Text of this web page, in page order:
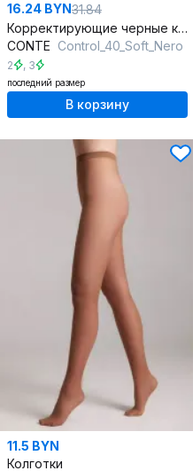
16.24 BYN31.84
Корректирующие черные колготки из трикотажа с утягивающими трусиками
CONTE Control_40_Soft_Nero
2 , 3
последний размер
В корзину
11.5 BYN
Колготки